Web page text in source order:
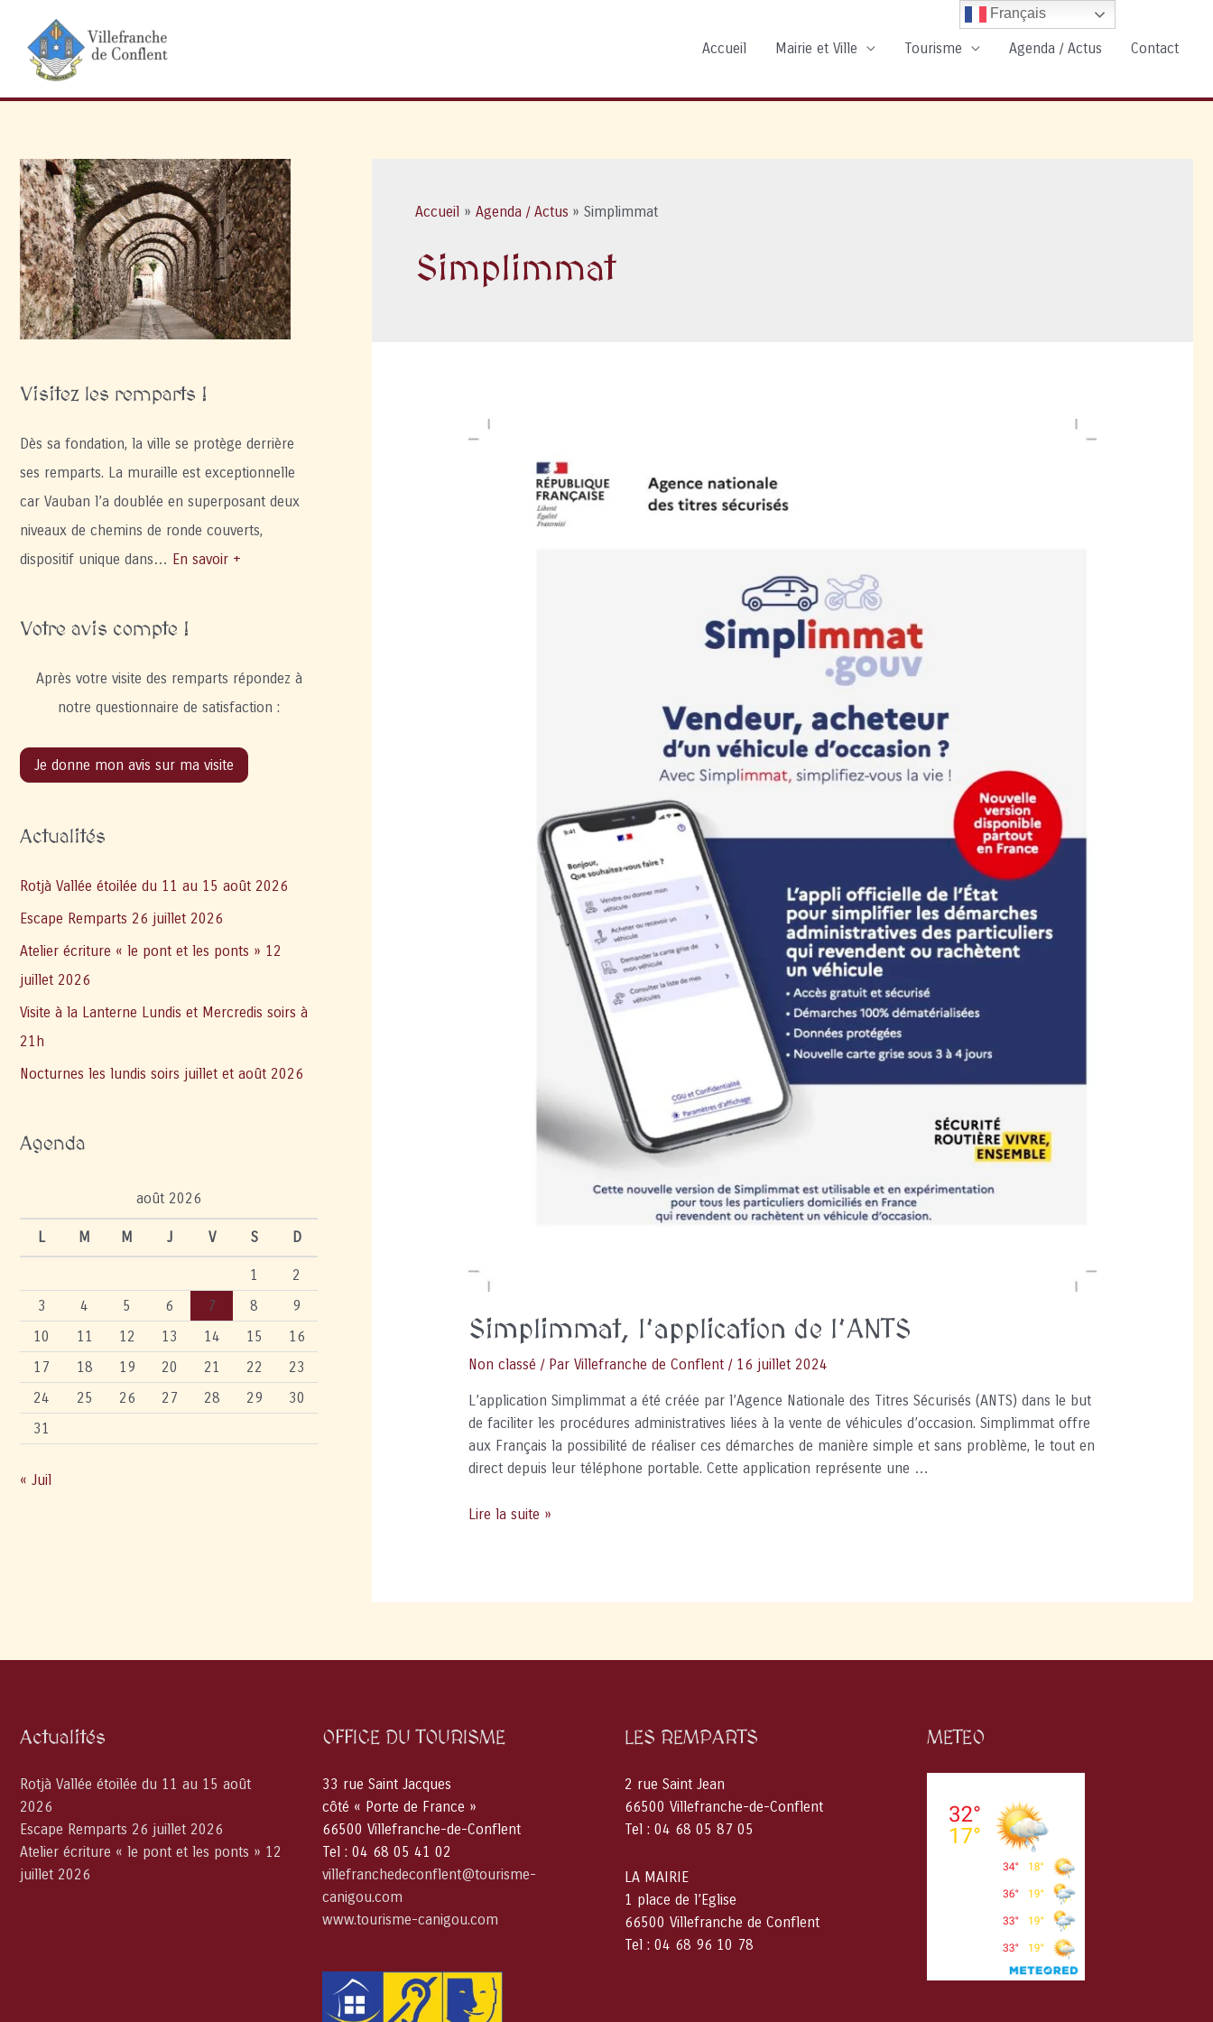
contenu
Accueil Mairie et Ville Tourisme Agenda / Actus Contact
Visitez les remparts !
Dès sa fondation, la ville se protège derrière
ses remparts. La muraille est exceptionnelle
car Vauban l’a doublée en superposant deux
niveaux de chemins de ronde couverts,
dispositif unique dans… En savoir +
Votre avis compte !
Après votre visite des remparts répondez à
notre questionnaire de satisfaction :
Je donne mon avis sur ma visite
Actualités
Rotjà Vallée étoilée du 11 au 15 août 2026
Escape Remparts 26 juillet 2026
Atelier écriture « le pont et les ponts » 12
juillet 2026
Visite à la Lanterne Lundis et Mercredis soirs à
21h
Nocturnes les lundis soirs juillet et août 2026
Agenda
août 2026
L M M J V S D
1
2
3
4 5 6 7 8
9
10
11 12 13 14 15
16
17
18 19 20 21 22
23
24
25 26 27 28 29
30
31
« Juil
Accueil Agenda / Actus Simplimmat
Simplimmat
Simplimmat, l’application de l’ANTS
Non classé / Par Villefranche de Conflent / 16 juillet 2024
L’application Simplimmat a été créée par l’Agence Nationale des Titres Sécurisés (ANTS) dans le but
de faciliter les procédures administratives liées à la vente de véhicules d’occasion. Simplimmat offre
aux Français la possibilité de réaliser ces démarches de manière simple et sans problème, le tout en
direct depuis leur téléphone portable. Cette application représente une …
Simplimmat,
Lire la suite »
Actualités
Rotjà Vallée étoilée du 11 au 15 août
2026
Escape Remparts 26 juillet 2026
Atelier écriture « le pont et les ponts » 12
juillet 2026
OFFICE DU TOURISME
33 rue Saint Jacques
côté « Porte de France »
66500 Villefranche-de-Conflent
Tel : 04 68 05 41 02
villefranchedeconflent@tourisme-
canigou.com
www.tourisme-canigou.com
LES REMPARTS
2 rue Saint Jean
66500 Villefranche-de-Conflent
Tel : 04 68 05 87 05
LA MAIRIE
1 place de l’Eglise
66500 Villefranche de Conflent
Tel : 04 68 96 10 78
METEO
Français